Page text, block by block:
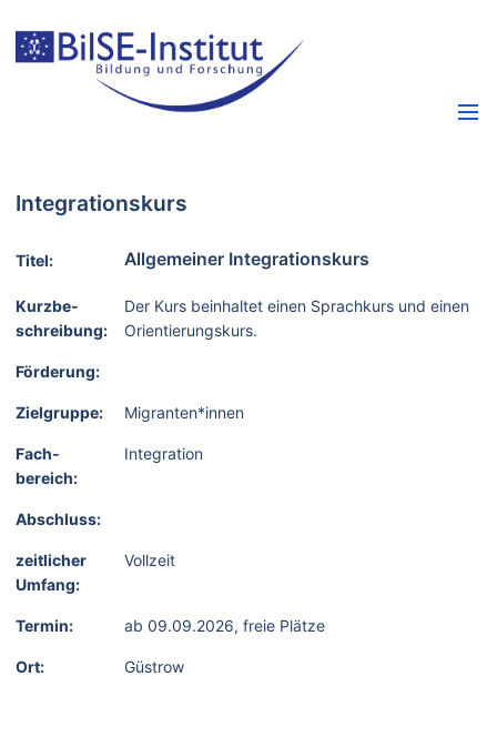
Integrationskurs
Titel: Allgemeiner Integrationskurs
Kurzbe­
schreibung:
Der Kurs beinhaltet einen Sprachkurs und einen
Orientierungskurs.
Förderung:
Zielgruppe: Migranten*innen
Fach­
bereich:
Integration
Abschluss:
zeitlicher
Umfang:
Vollzeit
Termin: ab 09.09.2026, freie Plätze
Ort: Güstrow